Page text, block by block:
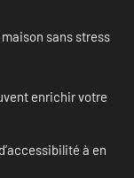
sans stress
enrichir votre
à en